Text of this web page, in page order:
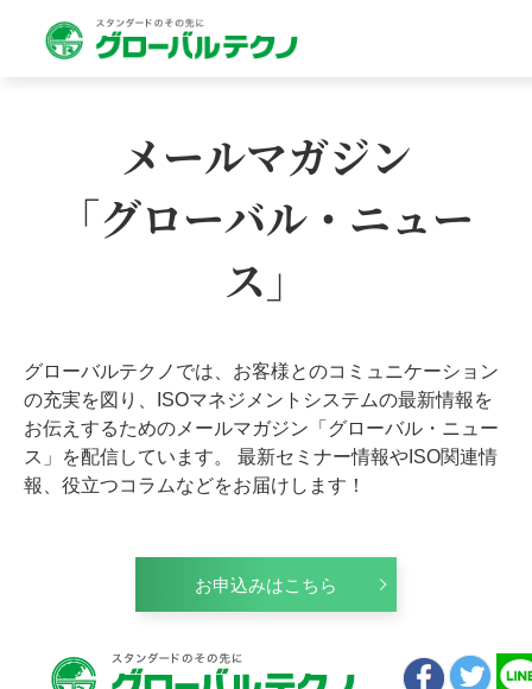
メールマガジン
「グローバル・ニュー
ス」
グローバルテクノでは、お客様とのコミュニケーション
の充実を図り、ISOマネジメントシステムの最新情報を
お伝えするためのメールマガジン「グローバル・ニュー
ス」を配信しています。 最新セミナー情報やISO関連情
報、役立つコラムなどをお届けします！
お申込みはこちら